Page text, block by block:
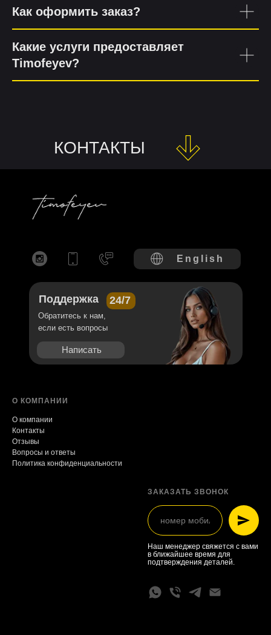
Как оформить заказ?
Какие услуги предоставляет
Timofeyev?
КОНТАКТЫ
Написать
24/7
Поддержка
Обратитесь к нам,
если есть вопросы
English
О КОМПАНИИ
О компании
Контакты
Отзывы
Вопросы и ответы
Политика конфиденциальности
ЗАКАЗАТЬ ЗВОНОК
Наш менеджер свяжется с вами
в ближайшее время для
подтверждения деталей.